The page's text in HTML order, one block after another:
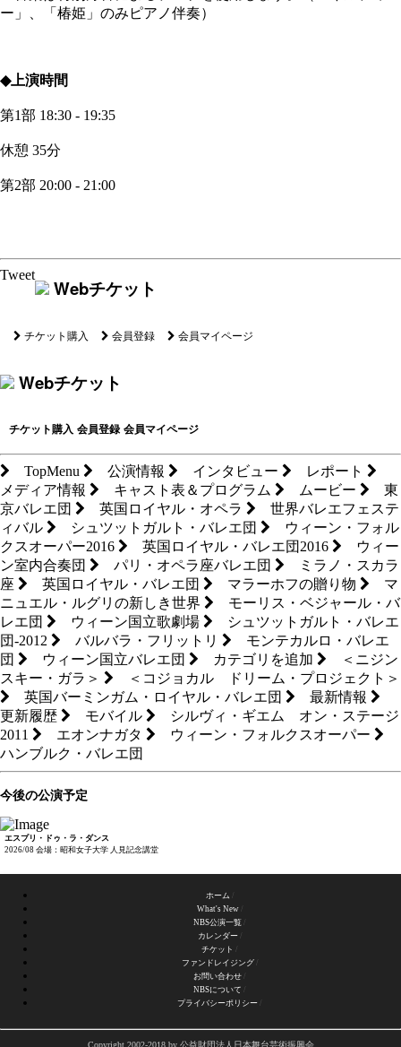
ー」、「椿姫」のみピアノ伴奏）
◆上演時間
第1部 18:30 - 19:35
休憩 35分
第2部 20:00 - 21:00
Tweet
Webチケット
チケット購入 会員登録 会員マイページ
Webチケット
チケット購入 会員登録 会員マイページ
TopMenu 公演情報 インタビュー
レポート
メディア情報
キャスト表＆プログラム ムービー
東
京バレエ団
英国ロイヤル・オペラ
世界バレエフェステ
ィバル
シュツットガルト・バレエ団
ウィーン・フォル
クスオーパー2016
英国ロイヤル・バレエ団2016
ウィー
ン室内合奏団
パリ・オペラ座バレエ団
ミラノ・スカラ
座
英国ロイヤル・バレエ団 マラーホフの贈り物
マ
ニュエル・ルグリの新しき世界
モーリス・ベジャール・バ
レエ団
ウィーン国立歌劇場
シュツットガルト・バレエ
団-2012
バルバラ・フリットリ
モンテカルロ・バレエ
団
ウィーン国立バレエ団 カテゴリを追加
＜ニジン
スキー・ガラ＞
＜コジョカル ドリーム・プロジェクト＞
英国バーミンガム・ロイヤル・バレエ団
最新情報
更新履歴
モバイル
シルヴィ・ギエム オン・ステージ
2011
エオンナガタ
ウィーン・フォルクスオーパー
ハンブルク・バレエ団
今後の公演予定
エスプリ・ドゥ・ラ・ダンス
2026/08 会場：昭和女子大学 人見記念講堂
ホーム
What's New
NBS公演一覧
カレンダー
チケット
ファンドレイジング
お問い合わせ
NBSについて
プライバシーポリシー